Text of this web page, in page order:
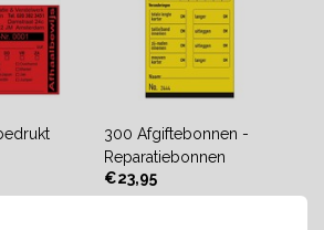
300 Afgiftebonnen -
Reparatiebonnen
€23,95